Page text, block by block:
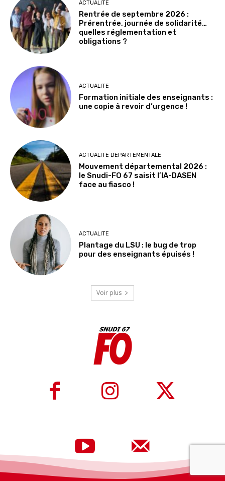
ACTUALITE
Rentrée de septembre 2026 :
Prérentrée, journée de solidarité…
quelles réglementation et
obligations ?
ACTUALITE
Formation initiale des enseignants :
une copie à revoir d’urgence !
ACTUALITE DEPARTEMENTALE
Mouvement départemental 2026 :
le Snudi-FO 67 saisit l’IA-DASEN
face au fiasco !
ACTUALITE
Plantage du LSU : le bug de trop
pour des enseignants épuisés !
Voir plus